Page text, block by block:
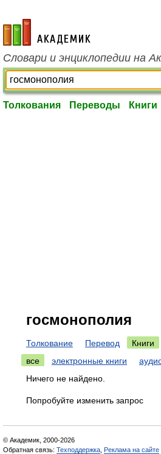
academic.ru
Словари и энциклопедии на
Толкования Переводы Книги
госмонополия
Толкование Перевод
Книги
все
электронные книги
Ничего не найдено.
Попробуйте изменить запрос
© Академик, 2000-2026
Обратная связь: Техподдержка Реклама на сайте